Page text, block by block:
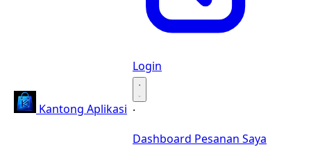
Kantong Aplikasi
Login
·
·
Dashboard Pesanan Saya